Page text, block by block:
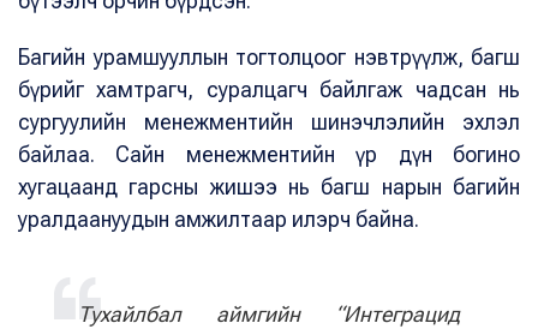
Багийн урамшууллын тогтолцоог нэвтрүүлж, багш
бүрийг хамтрагч, суралцагч байлгаж чадсан нь
сургуулийн менежментийн шинэчлэлийн эхлэл
байлаа. Сайн менежментийн үр дүн богино
хугацаанд гарсны жишээ нь багш нарын багийн
уралдаануудын амжилтаар илэрч байна.
Тухайлбал аймгийн “Интеграцид